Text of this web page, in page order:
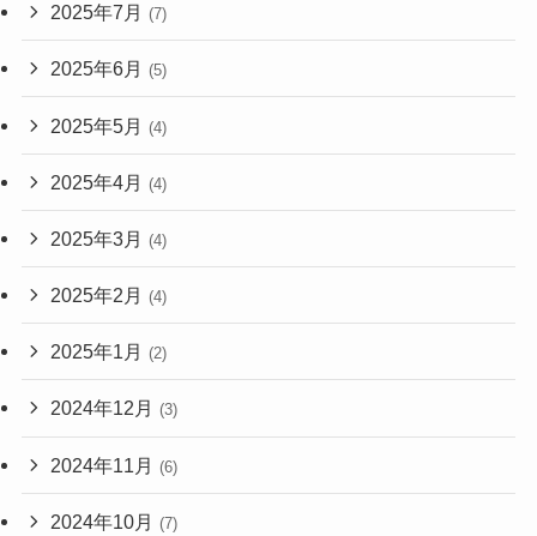
2025年7月 (7)
2025年6月 (5)
2025年5月 (4)
2025年4月 (4)
2025年3月 (4)
2025年2月 (4)
2025年1月 (2)
2024年12月 (3)
2024年11月 (6)
2024年10月 (7)